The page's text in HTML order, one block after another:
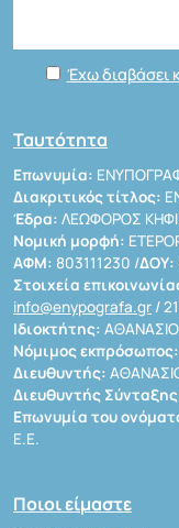
Έχω διαβάσει
Ταυτότητα
Επωνυμία:
Διακριτικός τίτλος:
Έδρα: ΛΕΩΦΟΡΟΣ
Νομική μορφή:
ΑΦΜ: 803111230 /ΔΟΥ:
Στοιχεία
info@enypografa.gr /
Ιδιοκτήτης:
Νόμιμος εκπρόσωπος:
Διευθυντής:
Διευθυντής
Επωνυμία του
Ε.Ε.
Ποιοι είμαστε